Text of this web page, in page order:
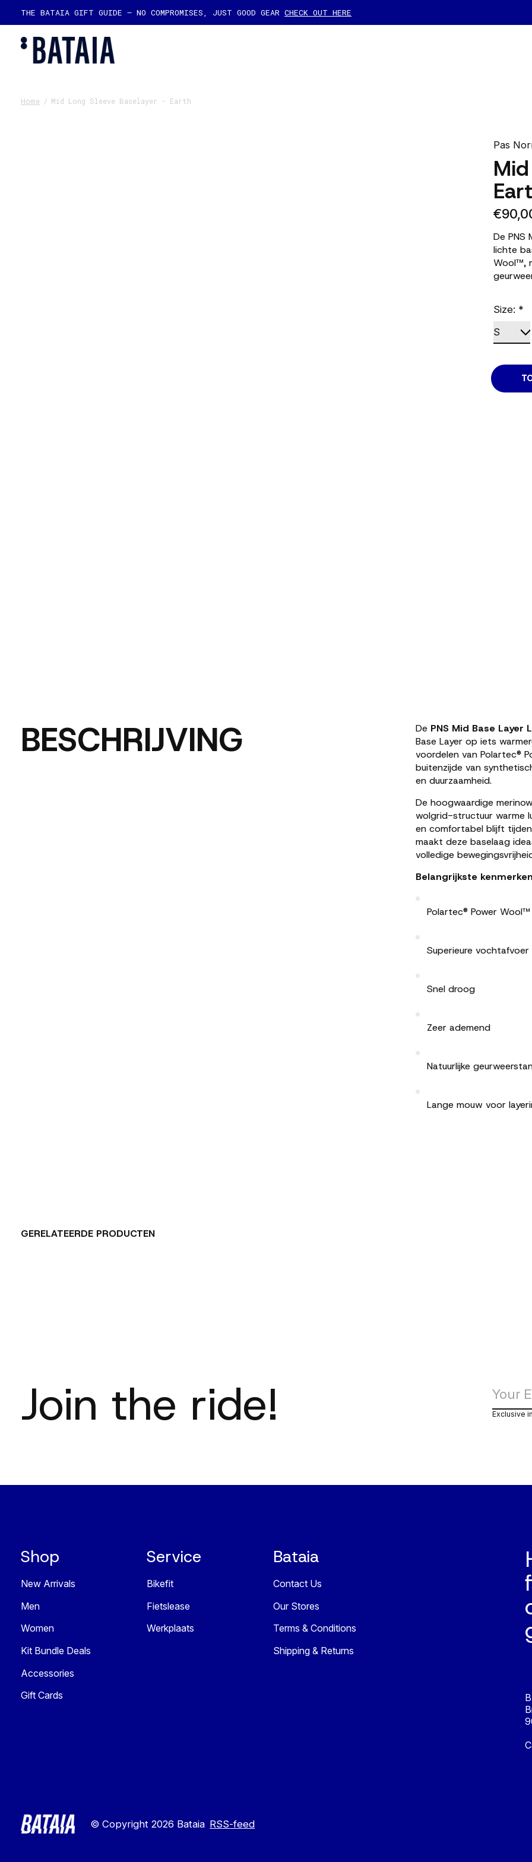
THE BATAIA GIFT GUIDE — NO COMPROMISES, JUST GOOD GEAR CHECK OUT HERE
Home / Mid Long Sleeve Baselayer - Earth
Pas
De PNS
lichte
Wool™,
Size: *
BESCHRIJVING De PNS Mid Base Layer
Base Layer op iets
voordelen van Polartec®
buitenzijde van
en duurzaamheid.
De hoogwaardige
wolgrid-structuur warme
en comfortabel blijft
maakt deze baselaag
volledige
Belangrijkste
Polartec® Power
Superieure vochtafvoer
Snel droog
Zeer ademend
Natuurlijke
Lange mouw voor
GERELATEERDE PRODUCTEN
Join the ride! Exclusive
Shop
New Arrivals
Men
Women
Kit Bundle Deals
Accessories
Gift Cards
Service
Bikefit
Fietslease
Werkplaats
Bataia
Contact Us
Our Stores
Terms & Conditions
Shipping & Returns
© Copyright 2026 Bataia RSS-feed